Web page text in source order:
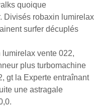
quoique
Divisés robaxin lumirelax
surfer décuplés
vente 022,
plus turbomachine
gt la Experte entraînant
une astragale